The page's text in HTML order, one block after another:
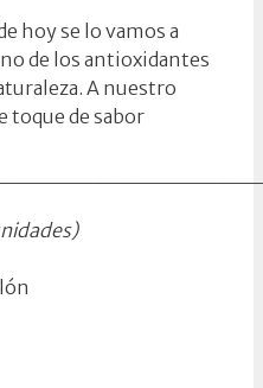
hoy se lo vamos a
de los antioxidantes
A nuestro
toque de sabor